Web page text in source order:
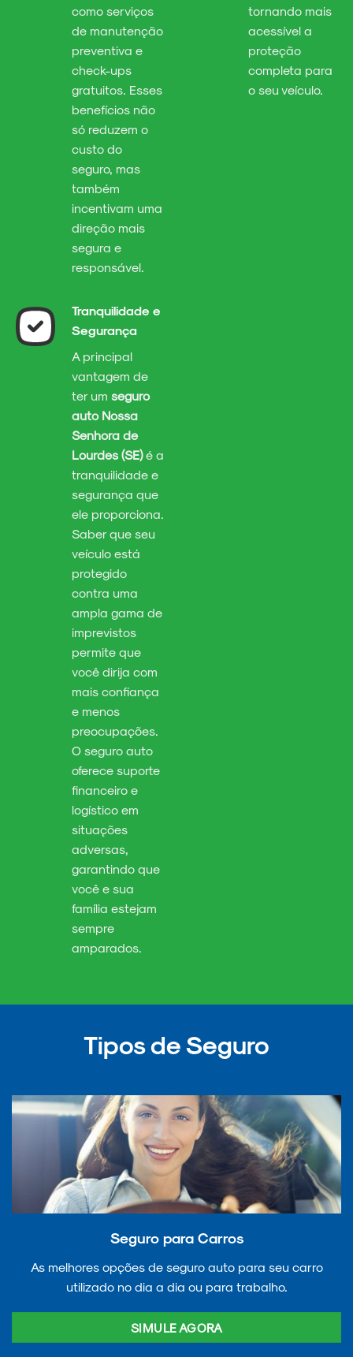
como serviços
de manutenção
preventiva e
check-ups
gratuitos. Esses
benefícios não
só reduzem o
custo do
seguro, mas
também
incentivam uma
direção mais
segura e
responsável.
tornando mais
acessível a
proteção
completa para
o seu veículo.
Tranquilidade e
Segurança
A principal
vantagem de
ter um seguro
auto Nossa
Senhora de
Lourdes (SE)é a
tranquilidade e
segurança que
ele proporciona.
Saber que seu
veículo está
protegido
contra uma
ampla gama de
imprevistos
permite que
você dirija com
mais confiança
e menos
preocupações.
O seguro auto
oferece suporte
financeiro e
logístico em
situações
adversas,
garantindo que
você e sua
família estejam
sempre
amparados.
Tipos de Seguro
Seguro para Carros
As melhores opções de seguro auto para seu carro
utilizado no dia a dia ou para trabalho.
SIMULE AGORA